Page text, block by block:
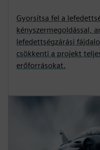
Gyorsítsa fel a
kényszermegoldással,
lefedettségzárási
csökkenti a projekt
erőforrásokat.